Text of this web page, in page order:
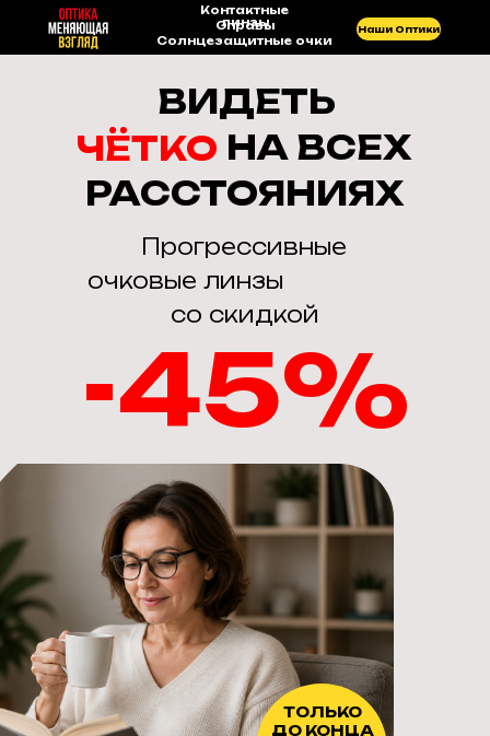
Оправы
Контактные
линзы
Солнцезащитные очки
Наши Оптики
очковые линзы
со скидкой
Прогрессивные
РАССТОЯНИЯХ
НА ВСЕХ
ЧЁТКО
ВИДЕТЬ
ДО КОНЦА
ТОЛЬКО
-45%